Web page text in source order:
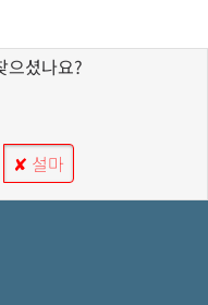
으셨나요?
✘ 설마